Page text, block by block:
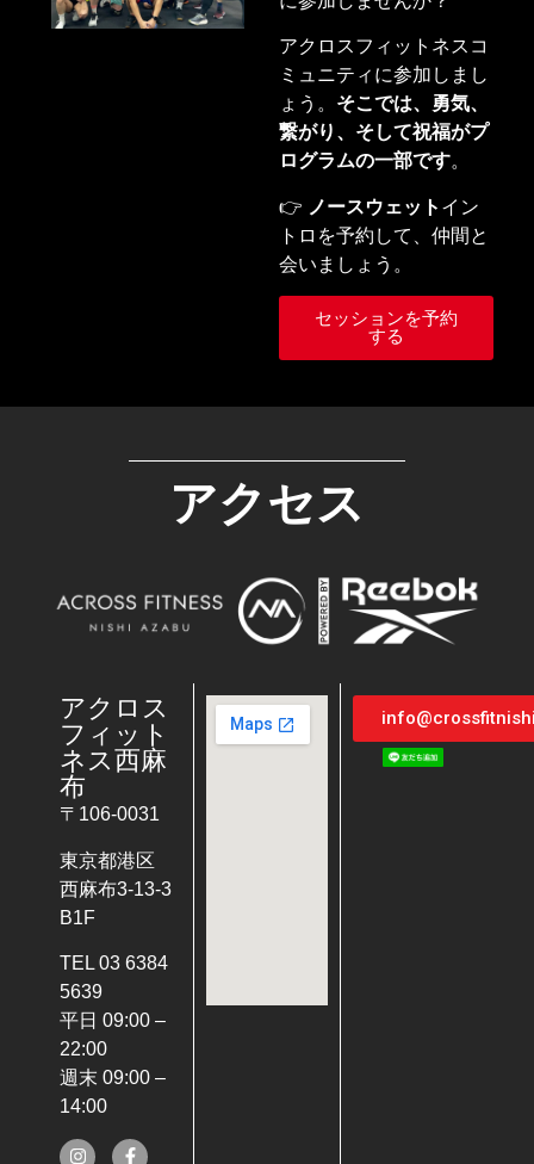
アクロスフィットネスコ
ミュニティに参加しまし
ょう。 そこでは、勇気、
繋がり、そして祝福がプ
ログラムの一部です。
👉 ノースウェット イン
トロを予約して、仲間と
会いましょう。
セッションを予約
する
アクセス
アクロス
フィット
ネス西麻
布
〒106-0031
東京都港区
西麻布3-13-3
B1F
TEL 03 6384
5639
平日 09:00 –
22:00
週末 09:00 –
14:00